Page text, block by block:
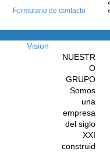
Formulario de contacto
Vision
NUESTR
O
GRUPO
Somos
una
empresa
del siglo
XXI
construid